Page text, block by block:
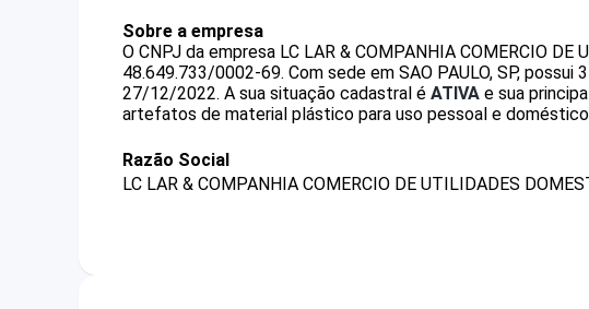
Sobre a empresa
O CNPJ da empresa LC LAR & COMPANHIA COMERCIO
48.649.733/0002-69. Com sede em SAO PAULO, SP,
27/12/2022. A sua situação cadastral é ATIVA e sua
artefatos de material plástico para uso pessoal e
Razão Social
LC LAR & COMPANHIA COMERCIO DE UTILIDADES